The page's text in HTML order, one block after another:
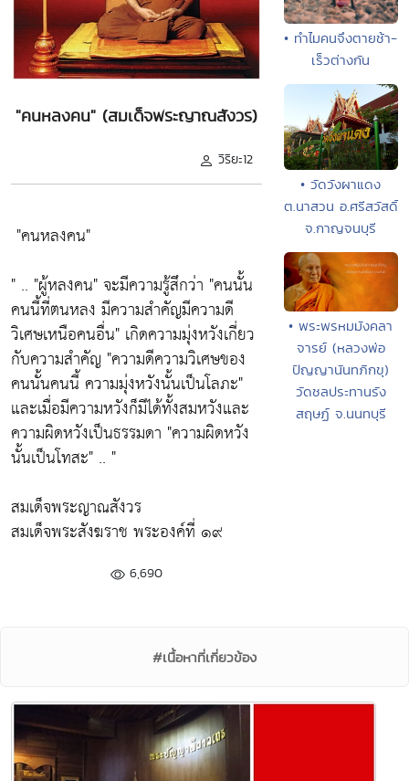
"คนหลงคน" (สมเด็จพระญาณสังวร)
วิริยะ12
"คนหลงคน"
" .. "ผู้หลงคน"จะมีความรู้สึกว่า "คนนั้น
คนนี้ที่ตนหลง มีความสำคัญมีความดี
วิเศษเหนือคนอื่น" เกิดความมุ่งหวังเกี่ยว
กับความสำคัญ "ความดีความวิเศษของ
คนนั้นคนนี้ ความมุ่งหวังนั้นเป็นโลภะ"
และเมื่อมีความหวังก็มีได้ทั้งสมหวังและ
ความผิดหวังเป็นธรรมดา "ความผิดหวัง
นั้นเป็นโทสะ" .. "
สมเด็จพระญาณสังวร
สมเด็จพระสังฆราช พระองค์ที่ ๑๙
6,690
• ทำไมคนจึงตายช้า-
เร็วต่างกัน
• วัดวังผาแดง
ต.นาสวน อ.ศรีสวัสดิ์
จ.กาญจนบุรี
• พระพรหมมังคลา
จารย์ (หลวงพ่อ
ปัญญานันทภิกขุ)
วัดชลประทานรัง
สฤษฏ์ จ.นนทบุรี
#เนื้อหาที่เกี่ยวข้อง